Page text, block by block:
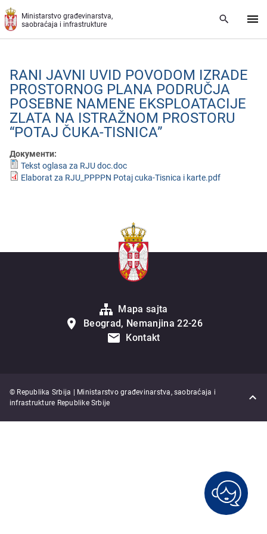
Preskoči na glavni deo sadržaja
Ministarstvo građevinarstva,
saobraćaja i infrastrukture
RANI JAVNI UVID POVODOM IZRADЕ
PROSTORNOG PLANA PODRUČJA
POSЕBNЕ NAMЕNЕ ЕKSPLOATACIJЕ
ZLATA NA ISTRAŽNOM PROSTORU
“POTAJ ČUKA-TISNICA”
Документи:
Tekst oglasa za RJU doc.doc
Elaborat za RJU_PPPPN Potaj cuka-Tisnica i karte.pdf
Mapa sajta
Beograd, Nemanjina 22-26
Kontakt
© Republika Srbija | Ministarstvo građevinarstva, saobraćaja i
infrastrukture Republike Srbije